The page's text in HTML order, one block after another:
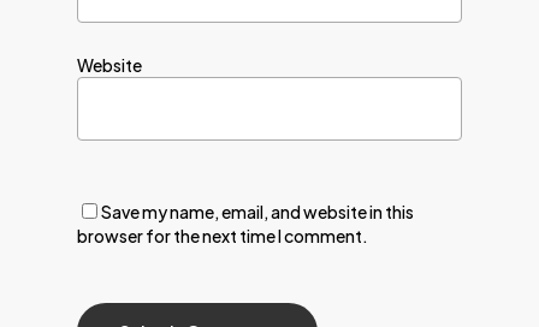
Website
Save my name, email, and website in this
browser for the next time I comment.